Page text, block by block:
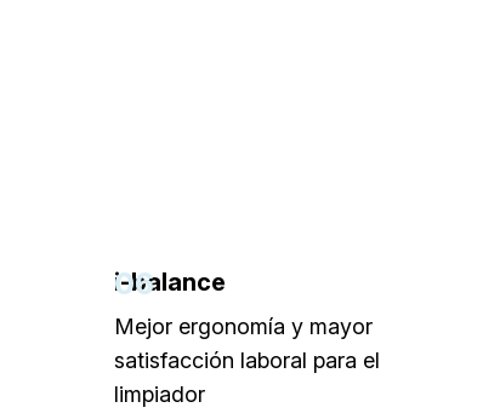
06
i-balance
Mejor ergonomía y mayor
satisfacción laboral para el
limpiador